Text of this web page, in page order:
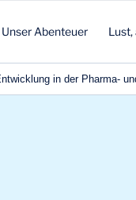
Unser Abenteuer Lust,
in der Pharma-